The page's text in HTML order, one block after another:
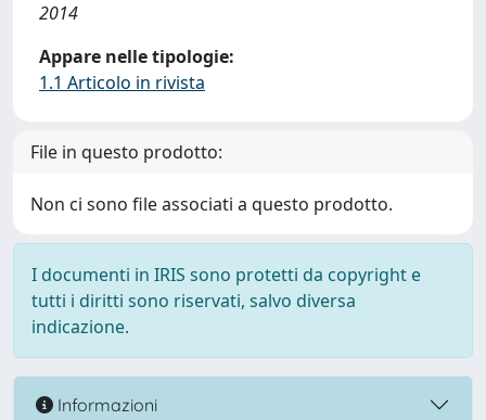
2014
Appare nelle tipologie:
1.1 Articolo in rivista
File in questo prodotto:
Non ci sono file associati a questo prodotto.
I documenti in IRIS sono protetti da copyright e
tutti i diritti sono riservati, salvo diversa
indicazione.
Informazioni